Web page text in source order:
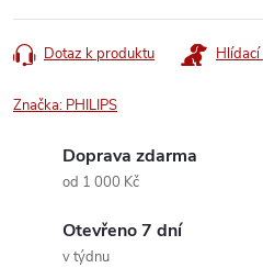
Dotaz k produktu Hlídací
Značka: PHILIPS
Doprava zdarma
od 1 000 Kč
Otevřeno 7 dní
v týdnu